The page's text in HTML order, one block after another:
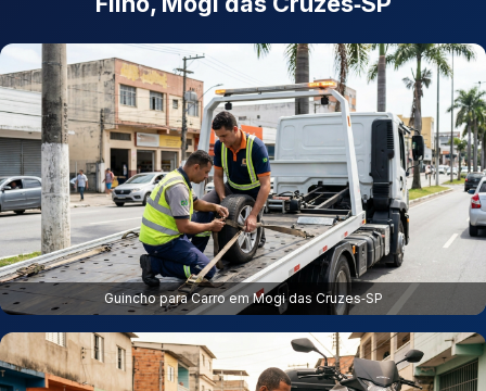
Guincho para Carro em Mogi das Cruzes‑SP